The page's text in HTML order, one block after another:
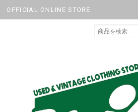
OFFICIAL ONLINE STORE